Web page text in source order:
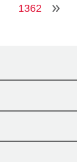
1362